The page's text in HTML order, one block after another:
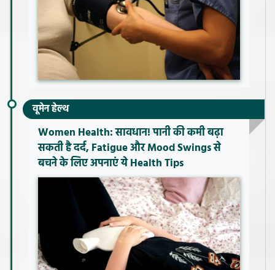
वूमेन हेल्थ
Women Health: सावधान! पानी की कमी बढ़ा
सकती है दर्द, Fatigue और Mood Swings से
बचने के लिए अपनाएं ये Health Tips